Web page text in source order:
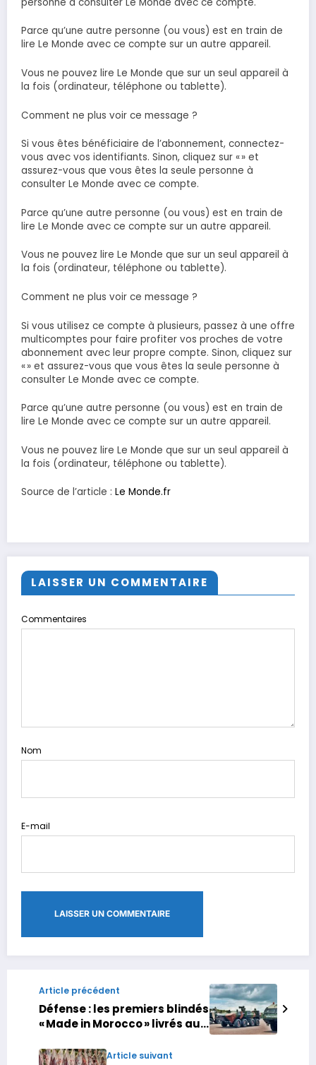
Parce qu’une autre personne (ou vous) est en train de
lire Le Monde avec ce compte sur un autre appareil.
Vous ne pouvez lire Le Monde que sur un seul appareil à
la fois (ordinateur, téléphone ou tablette).
Comment ne plus voir ce message ?
Si vous êtes bénéficiaire de l’abonnement, connectez-
vous avec vos identifiants. Sinon, cliquez sur « » et
assurez-vous que vous êtes la seule personne à
consulter Le Monde avec ce compte.
Parce qu’une autre personne (ou vous) est en train de
lire Le Monde avec ce compte sur un autre appareil.
Vous ne pouvez lire Le Monde que sur un seul appareil à
la fois (ordinateur, téléphone ou tablette).
Comment ne plus voir ce message ?
Si vous utilisez ce compte à plusieurs, passez à une offre
multicomptes pour faire profiter vos proches de votre
abonnement avec leur propre compte. Sinon, cliquez sur
« » et assurez-vous que vous êtes la seule personne à
consulter Le Monde avec ce compte.
Parce qu’une autre personne (ou vous) est en train de
lire Le Monde avec ce compte sur un autre appareil.
Vous ne pouvez lire Le Monde que sur un seul appareil à
la fois (ordinateur, téléphone ou tablette).
Source de l’article : Le Monde.fr
LAISSER UN COMMENTAIRE
Commentaires
Nom
E-mail
Article précédent
Défense : les premiers blindés
« Made in Morocco » livrés aux
Article suivant